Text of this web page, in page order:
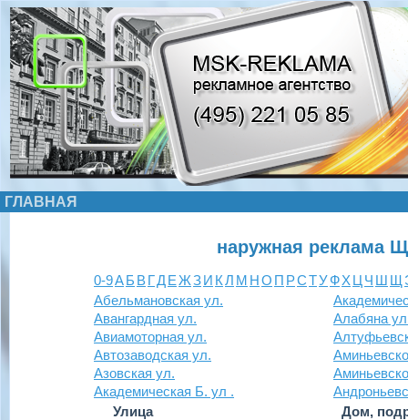
ГЛАВНАЯ
наружная реклама
0-9АБ ВГДЕЖЗИ КЛ М НО П РСТУФХ Ц Ч Ш Щ
Абельмановская ул.
Авангардная ул.
Авиамоторная ул.
Автозаводская ул.
Азовская ул.
Академическая Б. ул .
Алабяна
Улица
Дом,